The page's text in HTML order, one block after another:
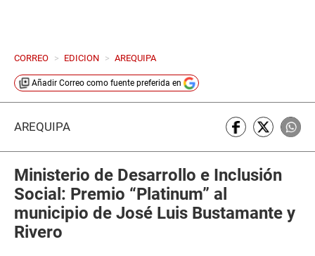
CORREO > EDICION > AREQUIPA
Añadir Correo como fuente preferida en
AREQUIPA
Ministerio de Desarrollo e Inclusión
Social: Premio “Platinum” al
municipio de José Luis Bustamante y
Rivero